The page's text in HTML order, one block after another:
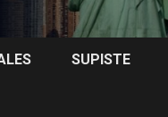
SUPISTE